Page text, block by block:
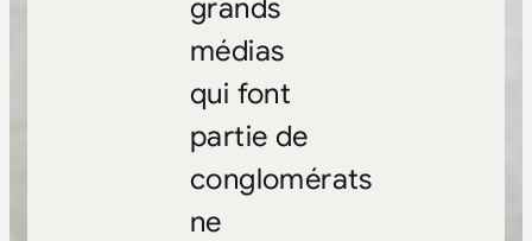
grands
médias
qui font
partie de
conglomérats
ne